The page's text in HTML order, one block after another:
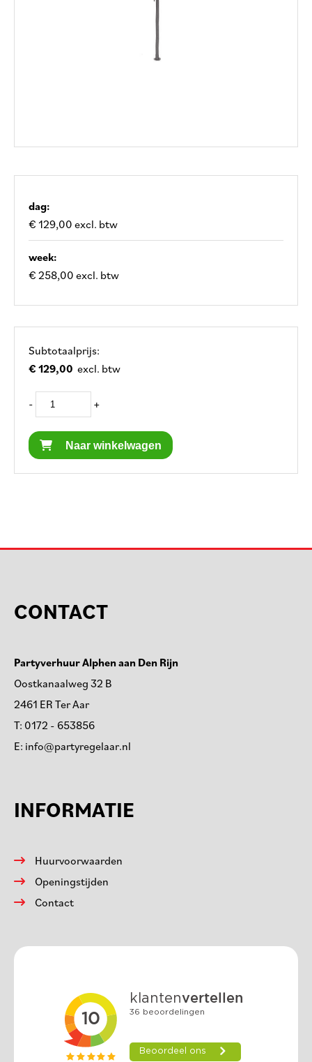
dag:
€ 129,00 excl. btw
week:
€ 258,00 excl. btw
Subtotaalprijs:
€ 129,00 excl. btw
- +
Naar winkelwagen
CONTACT
Partyverhuur Alphen aan Den Rijn
Oostkanaalweg 32 B
2461 ER Ter Aar
T: 0172 - 653856
E: info@partyregelaar.nl
INFORMATIE
Huurvoorwaarden
Openingstijden
Contact